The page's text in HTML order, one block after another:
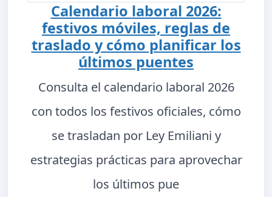
Calendario laboral 2026:
festivos móviles, reglas de
traslado y cómo planificar los
últimos puentes
Consulta el calendario laboral 2026
con todos los festivos oficiales, cómo
se trasladan por Ley Emiliani y
estrategias prácticas para aprovechar
los últimos pue